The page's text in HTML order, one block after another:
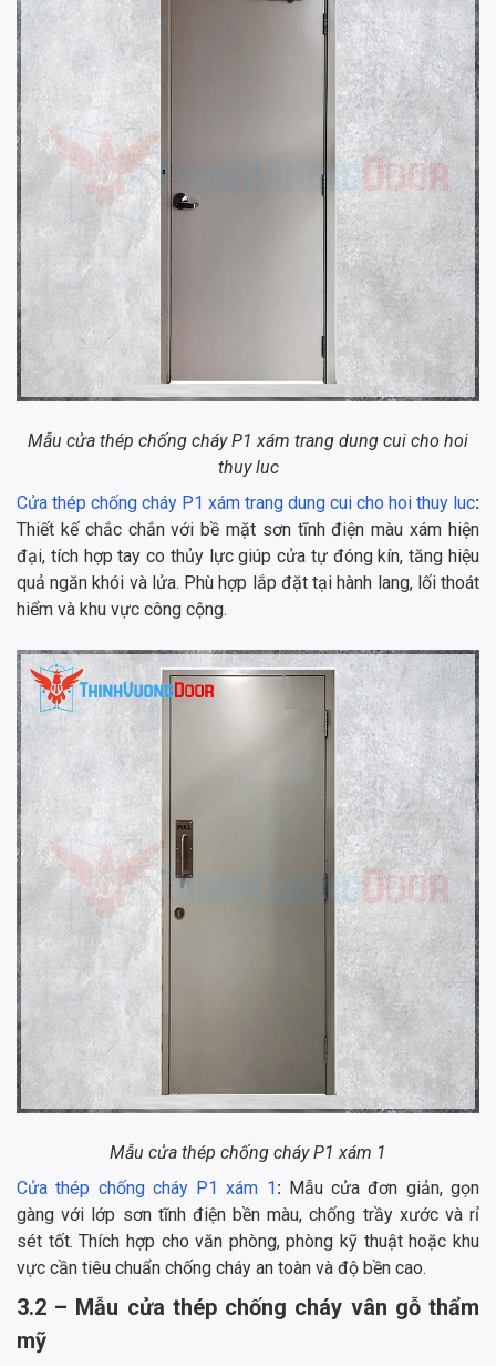
Mẫu cửa thép chống cháy P1 xám trang dung cui cho hoi
thuy luc
Cửa thép chống cháy P1 xám trang dung cui cho hoi thuy luc:
Thiết kế chắc chắn với bề mặt sơn tĩnh điện màu xám hiện
đại, tích hợp tay co thủy lực giúp cửa tự đóng kín, tăng hiệu
quả ngăn khói và lửa. Phù hợp lắp đặt tại hành lang, lối thoát
hiểm và khu vực công cộng.
Mẫu cửa thép chống cháy P1 xám 1
Cửa thép chống cháy P1 xám 1: Mẫu cửa đơn giản, gọn
gàng với lớp sơn tĩnh điện bền màu, chống trầy xước và rỉ
sét tốt. Thích hợp cho văn phòng, phòng kỹ thuật hoặc khu
vực cần tiêu chuẩn chống cháy an toàn và độ bền cao.
3.2 – Mẫu cửa thép chống cháy vân gỗ thẩm
mỹ